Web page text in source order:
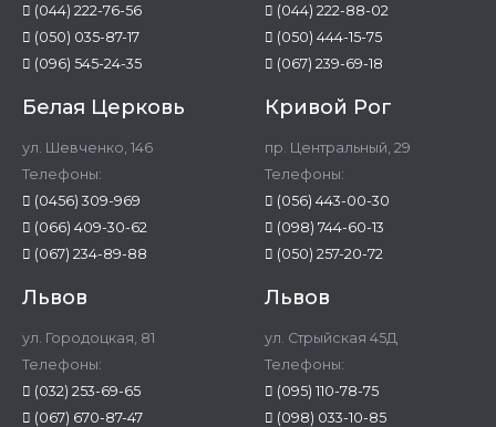
(044) 222-76-56
(050) 035-87-17
(096) 545-24-35
(044) 222-88-02
(050) 444-15-75
(067) 239-69-18
Белая Церковь
ул. Шевченко, 146
Телефоны:
(0456) 309-969
(066) 409-30-62
(067) 234-89-88
Кривой Рог
пр. Центральный, 29
Телефоны:
(056) 443-00-30
(098) 744-60-13
(050) 257-20-72
Львов
ул. Городоцкая, 81
Телефоны:
(032) 253-69-65
(067) 670-87-47
Львов
ул. Стрыйская 45Д
Телефоны:
(095) 110-78-75
(098) 033-10-85